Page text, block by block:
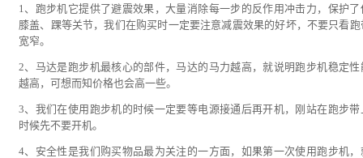
1、跑步机它提供了避震效果，大量消除每一步的反作用冲击力，保护了
膝盖、踝等关节，我们在购买时一定要注意减震效果的好坏，不要只看跑
宽窄。
2、马达是跑步机最核心的部件，马达的马力越高，就说明跑步机稳定性
越高，可想而知价格也会高一些。
3、我们在使用跑步机的时候一定要等电源接通后再开机，刚站在跑步带
时候先不要开机。
4、安全性是我们购买物品最为关注的一方面，如果第一次使用跑步机，